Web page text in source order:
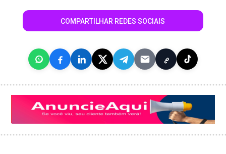
COMPARTILHAR REDES SOCIAIS